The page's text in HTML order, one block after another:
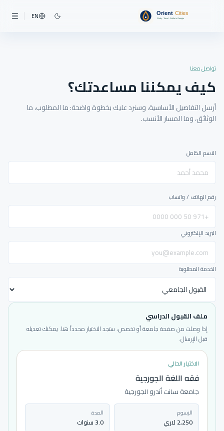
EN
تواصل معنا
كيف يمكننا مساعدتك؟
أرسل التفاصيل الأساسية، وسنرد عليك بخطوة واضحة: ما المطلوب، ما
الوثائق، وما المسار الأنسب.
الاسم الكامل
رقم الهاتف / واتساب
البريد الإلكتروني
الخدمة المطلوبة
ملف القبول الدراسي
إذا وصلت من صفحة جامعة أو تخصص، ستجد الاختيار محدداً هنا. يمكنك تعديله
قبل الإرسال.
الاختيار الحالي
فقه اللغة الجورجية
جامعة سانت أندرو الجورجية
الرسوم
2,250 لاري
المدة
3.0 سنوات